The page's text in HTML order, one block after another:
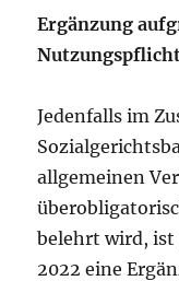
Ergänzung
Jedenfalls im
allgemeinen
belehrt wird, ist
2022 eine